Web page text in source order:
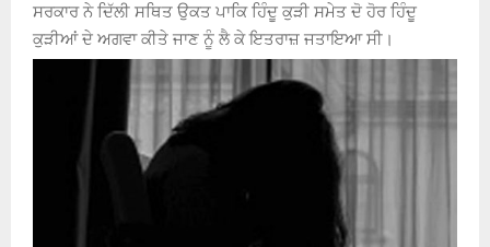
ਸਰਕਾਰ ਨੇ ਦਿੱਲੀ ਸਥਿਤ ਉਕਤ ਪਾਕਿ ਹਿੰਦੂ ਕੁੜੀ ਸਮੇਤ ਦੋ ਹੋਰ ਹਿੰਦੂ
ਕੁੜੀਆਂ ਦੇ ਅਗਵਾ ਕੀਤੇ ਜਾਣ ਨੂੰ ਲੈ ਕੇ ਇਤਰਾਜ਼ ਜਤਾਇਆ ਸੀ।